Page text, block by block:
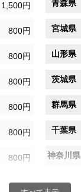
1,500円 青森県
800円 宮城県
800円 山形県
800円 茨城県
800円 群馬県
800円 千葉県
800円 神奈川県
800円 富山県